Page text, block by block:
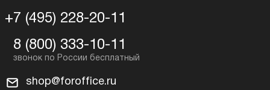
+7 (495) 228-20-11
8 (800) 333-10-11
shop@foroffice.ru